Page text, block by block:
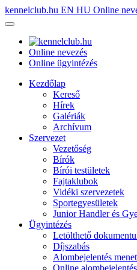
kennelclub.hu EN HU Online
Online nevezés
Online ügyintézés
Kezdőlap
Kereső
Hírek
Galériák
Archívum
Szervezet
Vezetőség
Bírók
Bírói testületek
Fajtaklubok
Vidéki szervezetek
Sportegyesületek
Junior Handler és
Ügyintézés
Letölthető
Díjszabás
Alombejelentés
Online